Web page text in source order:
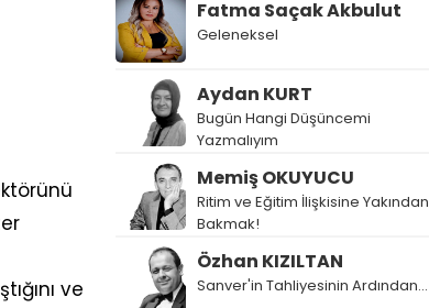
ve
Fatma Saçak Akbulut
Geleneksel
Aydan KURT
Bugün Hangi Düşüncemi
Yazmalıyım
Memiş OKUYUCU
Ritim ve Eğitim İlişkisine Yakından
Bakmak!
Özhan KIZILTAN
Sanver'in Tahliyesinin Ardından…